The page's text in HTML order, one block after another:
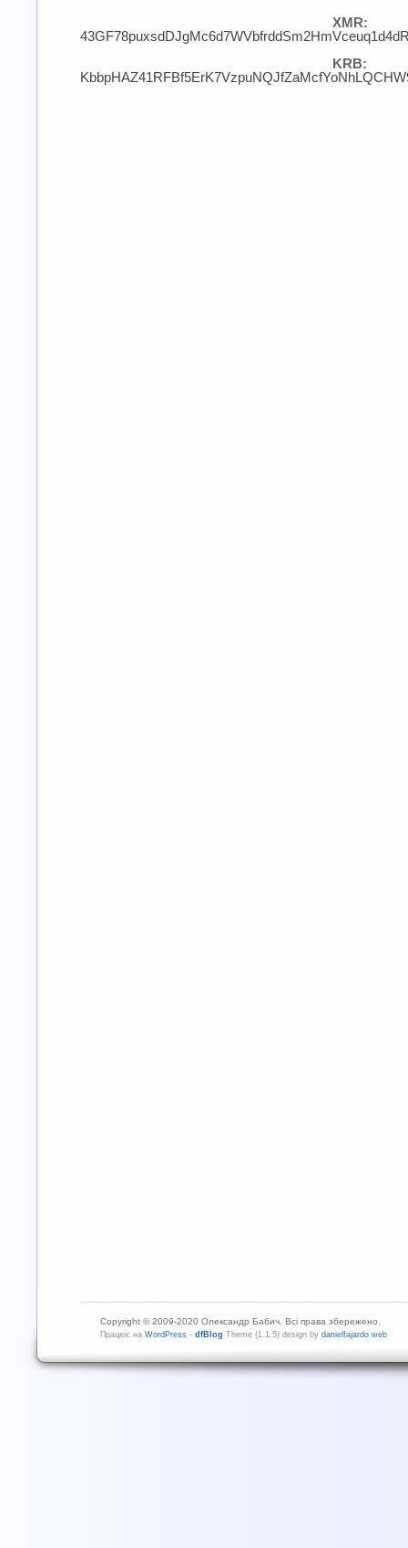
XMR:
KRB:
Copyright © 2009-2020 Олександр Бабич. Всі права збережено.
Працює на WordPress - dfBlog Theme (1.1.5) design by danielfajardo web